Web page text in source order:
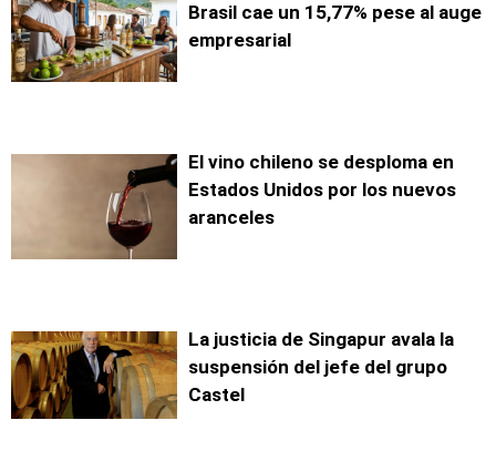
Brasil cae un 15,77% pese al auge
empresarial
El vino chileno se desploma en
Estados Unidos por los nuevos
aranceles
La justicia de Singapur avala la
suspensión del jefe del grupo
Castel